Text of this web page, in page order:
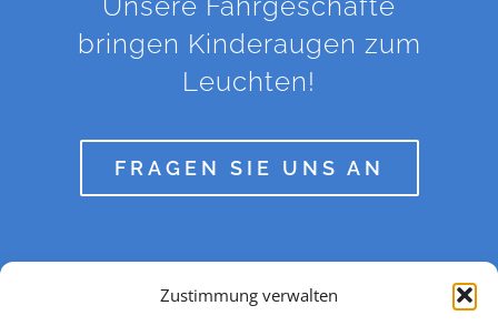
Zustimmung verwalten
bringen Kinderaugen zum
Leuchten!
FRAGEN SIE UNS AN